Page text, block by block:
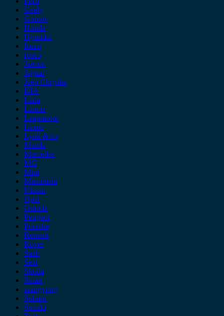
Geely
Gonow
Honda
Hyundai
Isuzu
iveco
Jaecoo
Jaguar
Jeep Chrysler
KIA
Lada
Lancia
Leapmotor
Lexus
Lynk & co
Mazda
Mercedes
MG
Mini
Mitsubishi
Nissan
Opel
Omoda
Peugeot
Porsche
Renault
Rover
Saab
Seat
Skoda
Smart
ssangyong
Subaru
Suzuki